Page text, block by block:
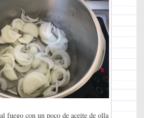
fuego con un poco de aceite de olla